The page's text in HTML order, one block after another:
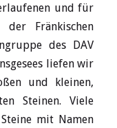
und für
Fränkischen
des DAV
liefen wir
und kleinen,
Steinen. Viele
mit Namen